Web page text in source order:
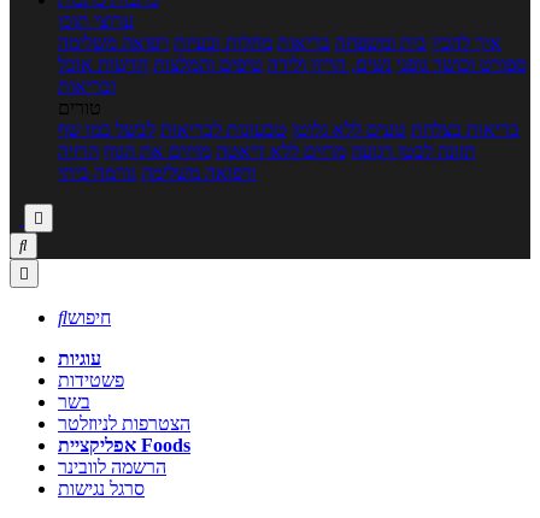
ערוצי תוכן
איך להכין בית ומשפחה בריאות מחלות ובעיות רפואה משלימה
ספורט וכושר גופני נשים, הריון ולידה טיפים והמלצות חדשות אוכל
ובריאות
טורים
בריאות בצלחת טעים ללא גלוטן טבעונות לבריאות לבשל כמו שף
תזונה לבטן רגועה מרזים ללא דיאטה מזיזים את הגוף הרזיה
ורפואה משלימה גורמה ביתי



חיפוש
עוגיות
פשטידות
בשר
הצטרפות לניוזלטר
אפליקציית Foods
הרשמה לוובינר
סרגל נגישות